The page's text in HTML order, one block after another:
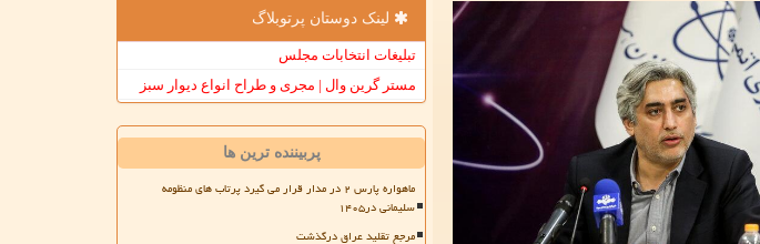
لینک دوستان پرتوبلاگ
تبلیغات انتخابات مجلس
مستر گرین وال | مجری و طراح انواع دیوار سبز
پربیننده ترین ها
ماهواره پارس ۲ در مدار قرار می گیرد پرتاب های منظومه
سلیمانی در۱۴۰۵
مرجع تقلید عراق درگذشت